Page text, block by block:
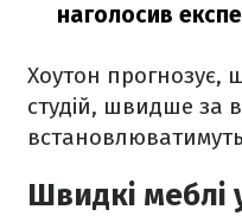
наголосив
Хоутон прогнозує,
студій, швидше за
Швидкі меблі